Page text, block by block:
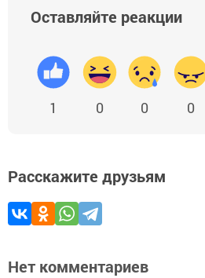
Оставляйте реакции
1 0 0 0
Расскажите друзьям
Нет комментариев